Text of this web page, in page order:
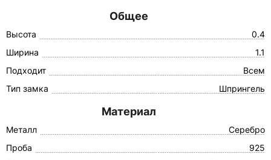
Общее
Высота
0.4
Ширина
1.1
Подходит
Всем
Тип замка
Шпрингель
Материал
Металл
Серебро
Проба
925